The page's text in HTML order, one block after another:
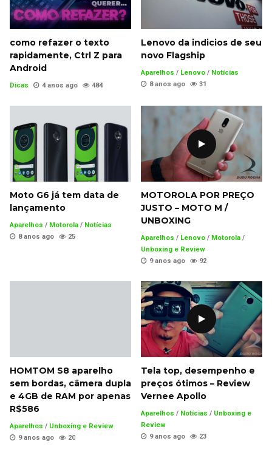
como refazer o texto
rapidamente, Ctrl Z para
Android
Dicas 4 anos ago 484
Lenovo da indicios de seu
novo Flagship
Aparelhos / Lenovo / Notícias
8 anos ago
31
Moto G6 já tem data de
lançamento
Aparelhos / Motorola / Notícias
8 anos ago
25
MOTOROLA POR PREÇO
JUSTO – MOTO M /
UNBOXING
Aparelhos / Lenovo / Motorola /
Unboxing e Review
9 anos ago
92
HOMTOM S8 aparelho
sem bordas, câmera dupla
e 4GB de RAM por apenas
R$586
Aparelhos / Unboxing e Review
9 anos ago
20
Tela top, desempenho e
preços ótimos – Review
Vernee Apollo
Aparelhos / Notícias / Unboxing e
Review
9 anos ago
23